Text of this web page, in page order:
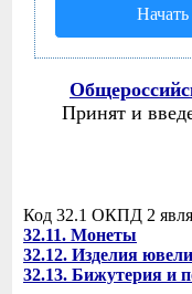
Начать
Принят и
Код 32.1 ОКПД 2
32.11. Монеты
32.12. Изделия
32.13. Бижутерия и